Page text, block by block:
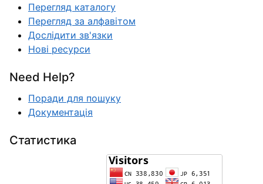
Перегляд каталогу
Перегляд за алфавітом
Дослідити зв'язки
Нові ресурси
Need Help?
Поради для пошуку
Документація
Статистика